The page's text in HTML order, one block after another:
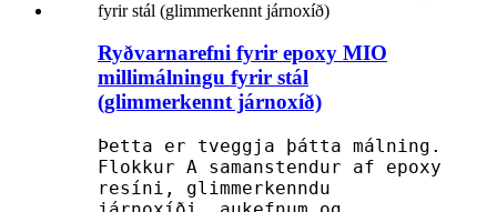
Ryðvarnarefni fyrir epoxy MIO
millimálningu fyrir stál
(glimmerkennt járnoxíð)
Þetta er tveggja þátta málning.
Flokkur A samanstendur af epoxy
resíni, glimmerkenndu